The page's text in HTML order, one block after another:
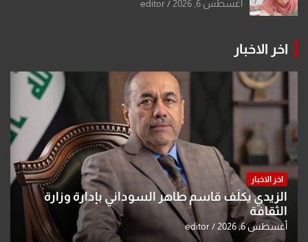
أغسطس 6, 2026 editor
اخر الاخبار
اخر الاخبار
الزيدي يكلّف قاسم طاهر السوداني بإدارة وزارة
الثقافة
أغسطس 6, 2026 editor